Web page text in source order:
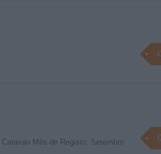
Mês de Registo: Setembro